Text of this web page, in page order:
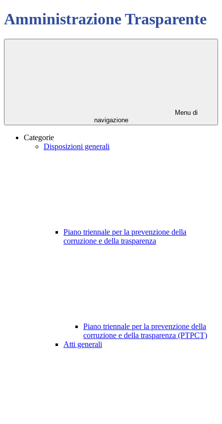
Amministrazione Trasparente
Menu di
navigazione
Categorie
Disposizioni generali
Piano triennale per la prevenzione della
corruzione e della trasparenza
Piano triennale per la prevenzione della
corruzione e della trasparenza (PTPCT)
Atti generali